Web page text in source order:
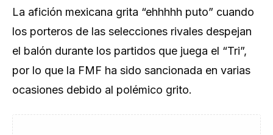
La afición mexicana ​grita “ehhhhh puto” cuando
los porteros de las selecciones rivales despejan
el balón durante los partidos que juega el “Tri”,
por lo que la FMF ha sido sancionada en varias
ocasiones debido al polémico grito.